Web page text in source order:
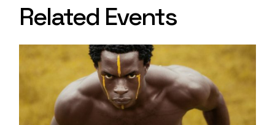
Related Events